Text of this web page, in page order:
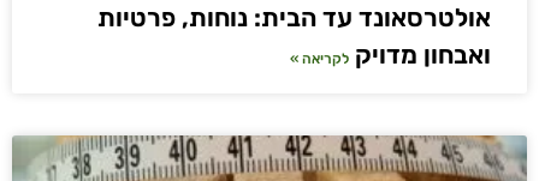
אולטרסאונד עד הבית: נוחות, פרטיות
ואבחון מדויק לקריאה »